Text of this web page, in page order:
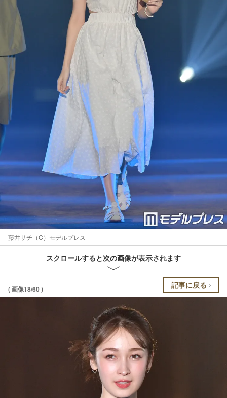
藤井サチ（C）モデルプレス
スクロールすると次の画像が表示されます
( 画像18/60 ) 記事に戻る